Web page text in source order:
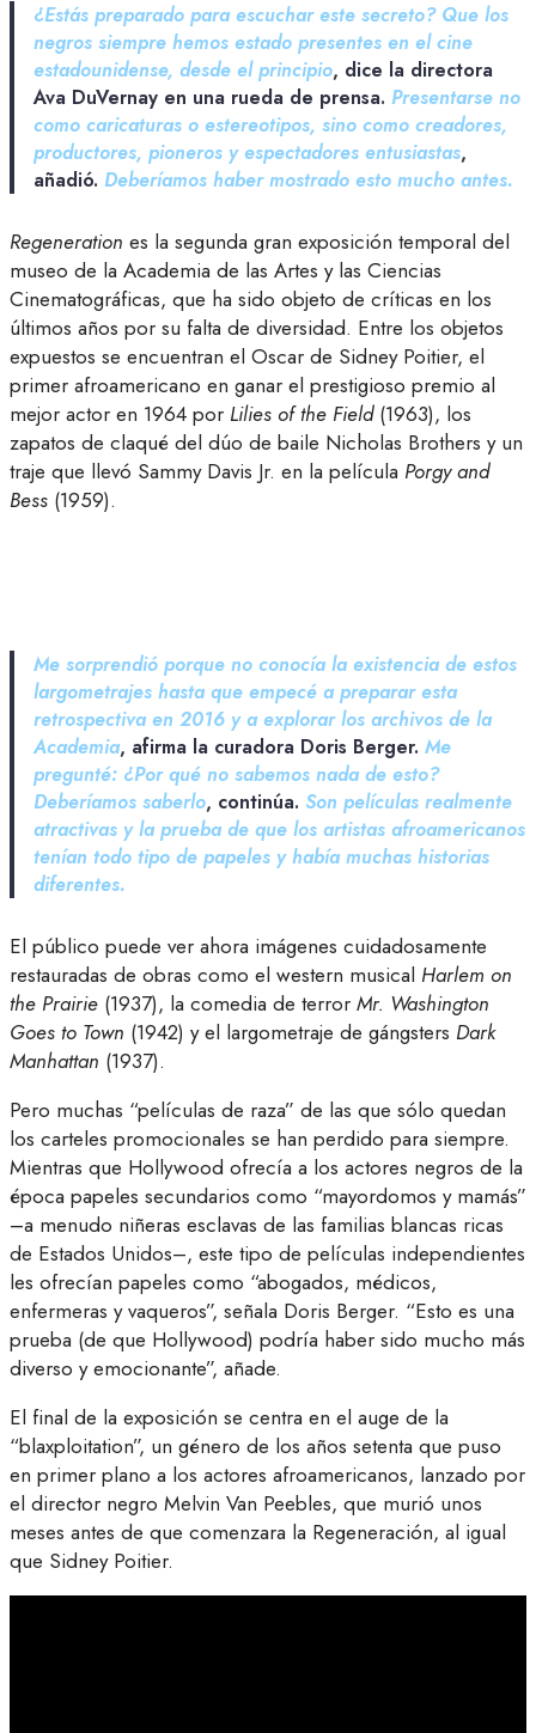
¿Estás preparado para escuchar este secreto? Que los
negros siempre hemos estado presentes en el cine
estadounidense, desde el principio, dice la directora
Ava DuVernay en una rueda de prensa. Presentarse no
como caricaturas o estereotipos, sino como creadores,
productores, pioneros y espectadores entusiastas,
añadió. Deberíamos haber mostrado esto mucho antes.
Regeneration es la segunda gran exposición temporal del
museo de la Academia de las Artes y las Ciencias
Cinematográficas, que ha sido objeto de críticas en los
últimos años por su falta de diversidad. Entre los objetos
expuestos se encuentran el Oscar de Sidney Poitier, el
primer afroamericano en ganar el prestigioso premio al
mejor actor en 1964 por Lilies of the Field(1963), los
zapatos de claqué del dúo de baile Nicholas Brothers y un
traje que llevó Sammy Davis Jr. en la película Porgy and
Bess (1959).
Me sorprendió porque no conocía la existencia de estos
largometrajes hasta que empecé a preparar esta
retrospectiva en 2016 y a explorar los archivos de la
Academia, afirma la curadora Doris Berger. Me
pregunté: ¿Por qué no sabemos nada de esto?
Deberíamos saberlo, continúa. Son películas realmente
atractivas y la prueba de que los artistas afroamericanos
tenían todo tipo de papeles y había muchas historias
diferentes.
El público puede ver ahora imágenes cuidadosamente
restauradas de obras como el western musical Harlem on
the Prairie (1937), la comedia de terror Mr. Washington
Goes to Town (1942) y el largometraje de gángsters Dark
Manhattan (1937).
Pero muchas “películas de raza” de las que sólo quedan
los carteles promocionales se han perdido para siempre.
Mientras que Hollywood ofrecía a los actores negros de la
época papeles secundarios como “mayordomos y mamás”
–a menudo niñeras esclavas de las familias blancas ricas
de Estados Unidos–, este tipo de películas independientes
les ofrecían papeles como “abogados, médicos,
enfermeras y vaqueros”, señala Doris Berger. “Esto es una
prueba (de que Hollywood) podría haber sido mucho más
diverso y emocionante”, añade.
El final de la exposición se centra en el auge de la
“blaxploitation”, un género de los años setenta que puso
en primer plano a los actores afroamericanos, lanzado por
el director negro Melvin Van Peebles, que murió unos
meses antes de que comenzara la Regeneración, al igual
que Sidney Poitier.